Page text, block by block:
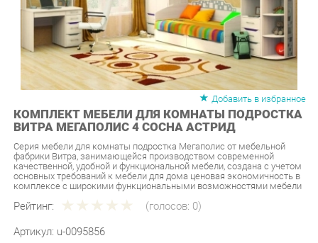
Добавить в избранное
КОМПЛЕКТ МЕБЕЛИ ДЛЯ КОМНАТЫ ПОДРОСТКА
ВИТРА МЕГАПОЛИС 4 СОСНА АСТРИД
Серия мебели для комнаты подростка Мегаполис от мебельной
качественной, удобной и функциональной мебели, создана с учетом
основных требований к мебели для дома ценовая экономичность в
комплексе с широкими функциональными возможностями мебели
Рейтинг: (голосов:0)
Артикул: u-0095856